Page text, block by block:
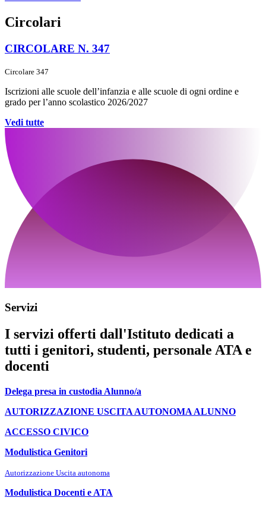
Circolari
CIRCOLARE N. 347
Circolare 347
Iscrizioni alle scuole dell’infanzia e alle scuole di ogni ordine e
grado per l’anno scolastico 2026/2027
Vedi tutte
Servizi
I servizi offerti dall'Istituto dedicati a
tutti i genitori, studenti, personale ATA e
docenti
Delega presa in custodia Alunno/a
AUTORIZZAZIONE USCITA AUTONOMA ALUNNO
ACCESSO CIVICO
Modulistica Genitori
Autorizzazione Uscita autonoma
Modulistica Docenti e ATA